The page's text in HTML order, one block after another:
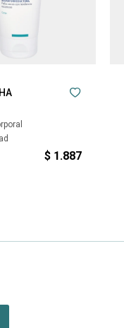
$ 1.887